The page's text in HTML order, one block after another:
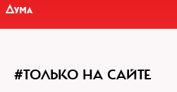
Дума
#ТОЛЬКО НА САЙТЕ